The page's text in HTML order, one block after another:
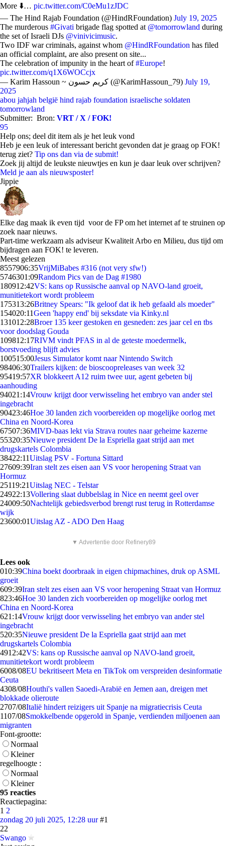
More ⬇️… pic.twitter.com/C0eMu1zJDC
— The Hind Rajab Foundation (@HindRFoundation) July 19, 2025
The murderous #Givati brigade flag spotted at @tomorrowland during
the set of Israeli DJs @vinivicimusic.
Two IDF war criminals, against whom @HindRFoundation has filed
an official complaint, are also present on site...
The celebration of impunity in the heart of#Europe!
pic.twitter.com/q1X6WOCcjx
— Karim Hassoun ~ كريم حسون (@KarimHassoun_79) July 19,
2025
abou jahjah belgië hind rajab foundation israelische soldaten
tomorrowland
Submitter: Bron: VRT / X / FOK!
95
Help ons; deel dit item als je het leuk vond
Heb je een leuk of interessant bericht gevonden dat je graag op FOK!
terug ziet? Tip ons dan via de submit!
Zoek jij altijd de leukste nieuwtjes en kun je daar leuk over schrijven?
Meld je aan als nieuwsposter!
Jippie
Elke dag maak ik even tijd voor de FP om het internet af te struinen op
zoek naar nieuws.
Part-time werkzaam als adviseur Kwaliteit Arbo en Milieu, dus tijd om
bijdragen aan FOK! te leveren.
Meest gelezen
8557906:35VrijMiBabes #316 (not very sfw!)
5746301:09Random Pics van de Dag #1980
180912:42VS: kans op Russische aanval op NAVO-land groeit,
munitietekort wordt probleem
175313:26Britney Spears: "Ik geloof dat ik heb gefaald als moeder"
154020:11Geen 'happy end' bij seksdate via Kinky.nl
131012:28Broer 135 keer gestoken en gesneden: zes jaar cel en tbs
voor doodslag Gouda
109812:17RIVM vindt PFAS in al de geteste moedermelk,
borstvoeding blijft advies
100515:00Jesus Simulator komt naar Nintendo Switch
98406:30Trailers kijken: de bioscoopreleases van week 32
95419:57XR blokkeert A12 ruim twee uur, agent gebeten bij
aanhouding
94021:14Vrouw krijgt door verwisseling het embryo van ander stel
ingebracht
90423:46Hoe 30 landen zich voorbereiden op mogelijke oorlog met
China en Noord-Korea
67507:36MIVD-baas lekt via Strava routes naar geheime kazerne
55320:35Nieuwe president De la Espriella gaat strijd aan met
drugskartels Colombia
38422:11Uitslag PSV - Fortuna Sittard
27609:39Iran stelt zes eisen aan VS voor heropening Straat van
Hormuz
25119:21Uitslag NEC - Telstar
24922:13Vollering slaat dubbelslag in Nice en neemt geel over
24009:50Nachtelijk gebiedsverbod brengt rust terug in Rotterdamse
wijk
23600:01Uitslag AZ - ADO Den Haag
▼ Advertentie door Refinery89
Lees ook
010:39China boekt doorbraak in eigen chipmachines, druk op ASML
groeit
609:39Iran stelt zes eisen aan VS voor heropening Straat van Hormuz
823:46Hoe 30 landen zich voorbereiden op mogelijke oorlog met
China en Noord-Korea
621:14Vrouw krijgt door verwisseling het embryo van ander stel
ingebracht
520:35Nieuwe president De la Espriella gaat strijd aan met
drugskartels Colombia
4912:42VS: kans op Russische aanval op NAVO-land groeit,
munitietekort wordt probleem
6008/08EU bekritiseert Meta en TikTok om verspreiden desinformatie
Ceuta
4308/08Houthi's vallen Saoedi-Arabië en Jemen aan, dreigen met
blokkade olieroute
2707/08Italië hindert reizigers uit Spanje na migratiecrisis Ceuta
1107/08Smokkelbende opgerold in Spanje, verdienden miljoenen aan
migranten
Font-grootte:
Normaal
Kleiner
regelhoogte :
Normaal
Kleiner
95 reacties
Reactiepagina:
1 2
zondag 20 juli 2025, 12:28 uur #1
22
Swango